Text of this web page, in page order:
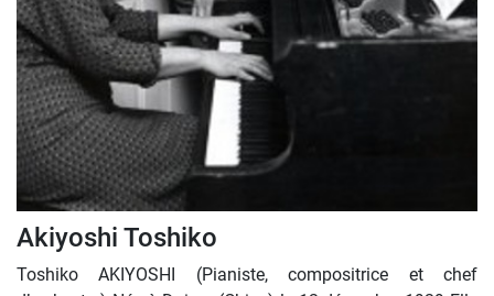
Akiyoshi Toshiko
Toshiko AKIYOSHI (Pianiste, compositrice et chef